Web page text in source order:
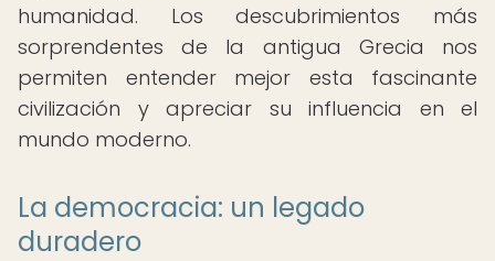
humanidad. Los descubrimientos más
sorprendentes de la antigua Grecia nos
permiten entender mejor esta fascinante
civilización y apreciar su influencia en el
mundo moderno.
La democracia: un legado
duradero